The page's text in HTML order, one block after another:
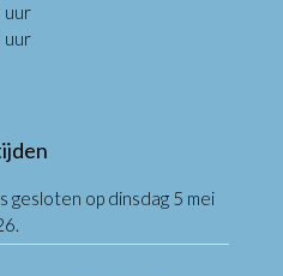
uur
uur
op dinsdag 5 mei